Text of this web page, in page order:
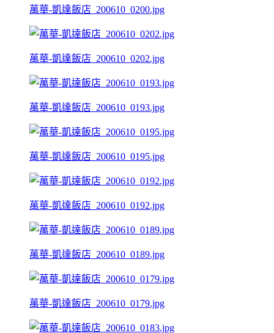
萬華-凱達飯店_200610_0200.jpg
萬華-凱達飯店_200610_0202.jpg
萬華-凱達飯店_200610_0193.jpg
萬華-凱達飯店_200610_0195.jpg
萬華-凱達飯店_200610_0192.jpg
萬華-凱達飯店_200610_0189.jpg
萬華-凱達飯店_200610_0179.jpg